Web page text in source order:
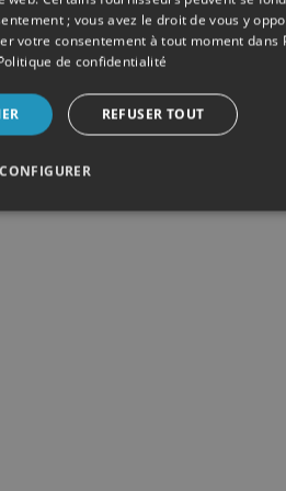
; vous avez le droit de vous y
votre consentement à tout moment dans
de confidentialité
REFUSER TOUT
CONFIGURER